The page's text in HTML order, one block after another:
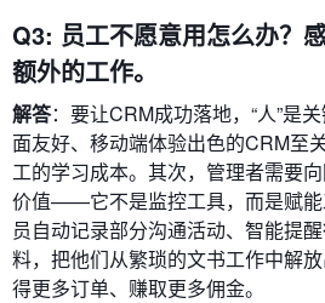
Q3: 员工不愿意用怎么办？
额外的工作。
解答：要让CRM成功落地，“人”是
面友好、移动端体验出色的CRM至
工的学习成本。其次，管理者需要
价值——它不是监控工具，而是赋能
员自动记录部分沟通活动、智能提
料，把他们从繁琐的文书工作中解
得更多订单、赚取更多佣金。